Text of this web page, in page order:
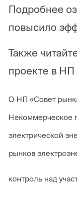
Подробнее
повысило
Также
проекте в НП
О НП «Совет
Некоммерческое
электрической
рынков
контроль над